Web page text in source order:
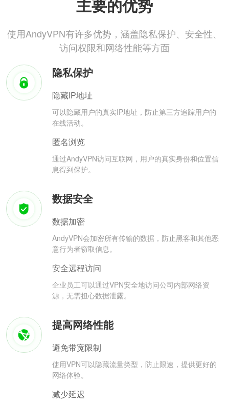
主要的优势
使用AndyVPN有许多优势，涵盖隐私保护、安全性、
访问权限和网络性能等方面
隐私保护
隐藏IP地址
可以隐藏用户的真实IP地址，防止第三方追踪用户的
在线活动。
匿名浏览
通过AndyVPN访问互联网，用户的真实身份和位置信
息得到保护。
数据安全
数据加密
AndyVPN会加密所有传输的数据，防止黑客和其他恶
意行为者窃取信息。
安全远程访问
企业员工可以通过VPN安全地访问公司内部网络资
源，无需担心数据泄露。
提高网络性能
避免带宽限制
使用VPN可以隐藏流量类型，防止限速，提供更好的
网络体验。
减少延迟